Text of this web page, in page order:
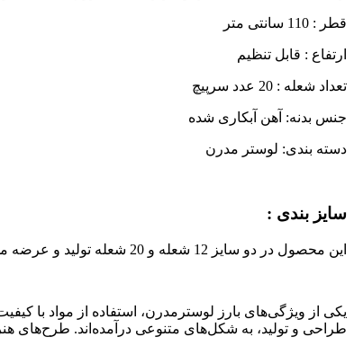
قطر : 110 سانتی متر
ارتفاع : قابل تنظیم
تعداد شعله : 20 عدد سرپیچ
جنس بدنه: آهن آبکاری شده
دسته بندی: لوستر مدرن
سایز بندی :
این محصول در دو سایز 12 شعله و 20 شعله تولید و عرضه می گردد.
یکی از ویژگی‌های بارز لوسترمدرن، استفاده از مواد با
طراحی و تولید، به شکل‌های متنوعی درآمده‌اند. طرح‌های